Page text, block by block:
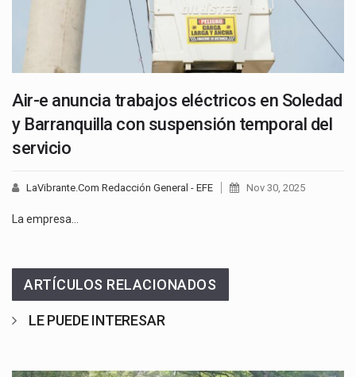
Air-e anuncia trabajos eléctricos en Soledad
y Barranquilla con suspensión temporal del
servicio
LaVibrante.Com Redacción General - EFE Nov 30, 2025
La empresa…
ARTÍCULOS RELACIONADOS
LE PUEDE INTERESAR